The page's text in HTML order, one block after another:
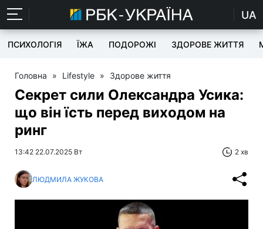
UA
ПСИХОЛОГІЯ ЇЖА ПОДОРОЖІ ЗДОРОВЕ ЖИТТЯ
Головна » Lifestyle » Здорове життя
Секрет сили Олександра Усика:
що він їсть перед виходом на
ринг
13:42 22.07.2025 Вт 2 хв
ЛЮДМИЛА ЖУКОВА